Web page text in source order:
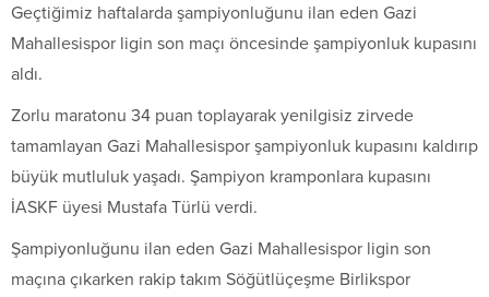
Geçtiğimiz haftalarda şampiyonluğunu ilan eden Gazi
Mahallesispor ligin son maçı öncesinde şampiyonluk kupasını
aldı.
Zorlu maratonu 34 puan toplayarak yenilgisiz zirvede
tamamlayan Gazi Mahallesispor şampiyonluk kupasını kaldırıp
büyük mutluluk yaşadı. Şampiyon kramponlara kupasını
İASKF üyesi Mustafa Türlü verdi.
Şampiyonluğunu ilan eden Gazi Mahallesispor ligin son
maçına çıkarken rakip takım Söğütlüçeşme Birlikspor